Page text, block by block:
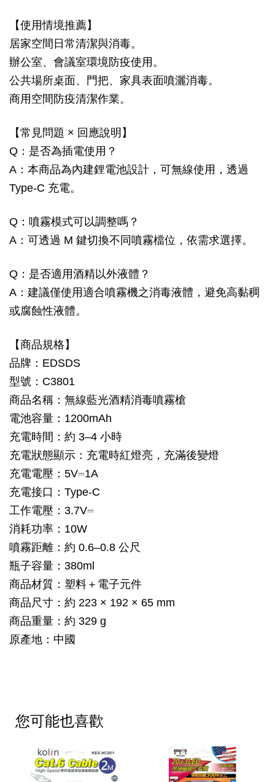
【使用情境推薦】
居家空間日常清潔與消毒。
辦公室、會議室環境防疫使用。
公共場所桌面、門把、家具表面噴灑消毒。
商用空間防疫清潔作業。
【常見問題 × 回應說明】
Q：是否為插電使用？
A：本商品為內建鋰電池設計，可無線使用，透過
Type-C 充電。
Q：噴霧模式可以調整嗎？
A：可透過 M 鍵切換不同噴霧檔位，依需求選擇。
Q：是否適用酒精以外液體？
A：建議僅使用適合噴霧機之消毒液體，避免高黏稠
或腐蝕性液體。
【商品規格】
品牌：EDSDS
型號：C3801
商品名稱：無線藍光酒精消毒噴霧槍
電池容量：1200mAh
充電時間：約 3–4 小時
充電狀態顯示：充電時紅燈亮，充滿後變燈
充電電壓：5V⎓1A
充電接口：Type-C
工作電壓：3.7V⎓
消耗功率：10W
噴霧距離：約 0.6–0.8 公尺
瓶子容量：380ml
商品材質：塑料＋電子元件
商品尺寸：約 223 × 192 × 65 mm
商品重量：約 329 g
原產地：中國
您可能也喜歡